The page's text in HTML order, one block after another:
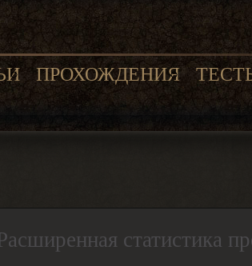
ПРОХОЖДЕНИЯ
статистика